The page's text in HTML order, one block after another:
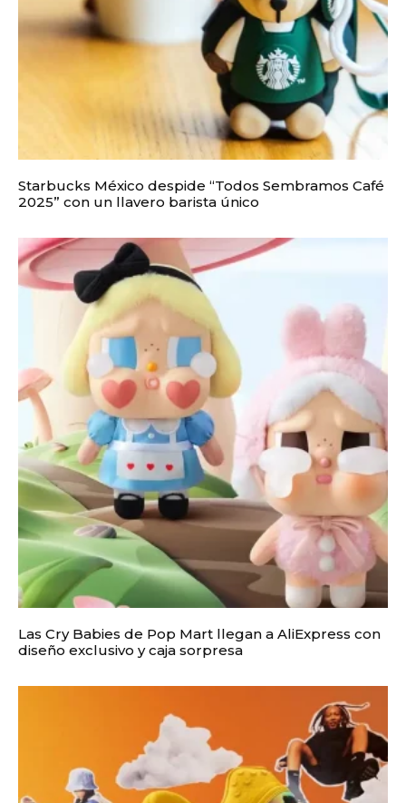
Starbucks México despide “Todos Sembramos Café
2025” con un llavero barista único
Las Cry Babies de Pop Mart llegan a AliExpress con
diseño exclusivo y caja sorpresa